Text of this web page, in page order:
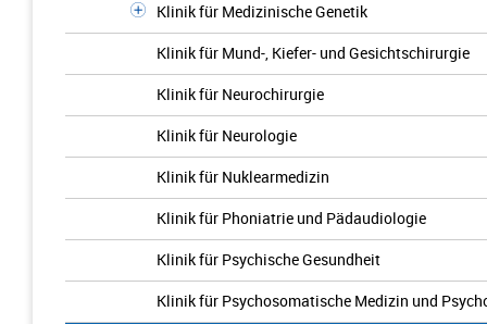
Klinik für Medizinische Genetik
Klinik für Mund-, Kiefer- und Gesichtschirurgie
Klinik für Neurochirurgie
Klinik für Neurologie
Klinik für Nuklearmedizin
Klinik für Phoniatrie und Pädaudiologie
Klinik für Psychische Gesundheit
Klinik für Psychosomatische Medizin und